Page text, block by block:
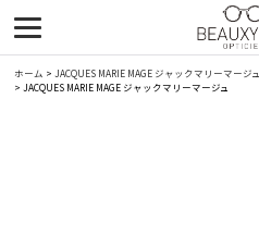
ホーム > JACQUES MARIE MAGE ジャックマリーマージュ
> JACQUES MARIE MAGE ジャックマリーマージュ